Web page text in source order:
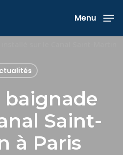
Menu
Saint-
à Paris